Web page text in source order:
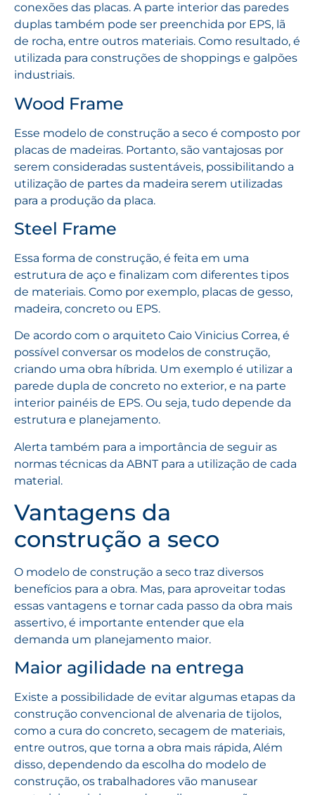
conexões das placas. A parte interior das paredes
duplas também pode ser preenchida por EPS, lã
de rocha, entre outros materiais. Como resultado, é
utilizada para construções de shoppings e galpões
industriais.
Wood Frame
Esse modelo de construção a seco é composto por
placas de madeiras. Portanto, são vantajosas por
serem consideradas sustentáveis, possibilitando a
utilização de partes da madeira serem utilizadas
para a produção da placa.
Steel Frame
Essa forma de construção, é feita em uma
estrutura de aço e finalizam com diferentes tipos
de materiais. Como por exemplo, placas de gesso,
madeira, concreto ou EPS.
De acordo com o arquiteto Caio Vinicius Correa, é
possível conversar os modelos de construção,
criando uma obra híbrida. Um exemplo é utilizar a
parede dupla de concreto no exterior, e na parte
interior painéis de EPS. Ou seja, tudo depende da
estrutura e planejamento.
Alerta também para a importância de seguir as
normas técnicas da ABNT para a utilização de cada
material.
Vantagens da
construção a seco
O modelo de construção a seco traz diversos
benefícios para a obra. Mas, para aproveitar todas
essas vantagens e tornar cada passo da obra mais
assertivo, é importante entender que ela
demanda um planejamento maior.
Maior agilidade na entrega
Existe a possibilidade de evitar algumas etapas da
construção convencional de alvenaria de tijolos,
como a cura do concreto, secagem de materiais,
entre outros, que torna a obra mais rápida, Além
disso, dependendo da escolha do modelo de
construção, os trabalhadores vão manusear